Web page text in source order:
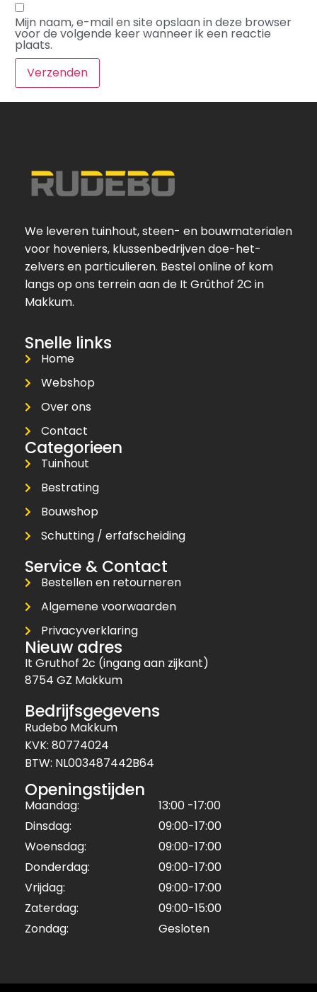
Mijn naam, e-mail en site opslaan in deze browser
voor de volgende keer wanneer ik een reactie
plaats.
We leveren tuinhout, steen- en bouwmaterialen
voor hoveniers, klussenbedrijven doe-het-
zelvers en particulieren. Bestel online of kom
langs op ons terrein aan de It Grûthof 2C in
Makkum.
Snelle links
Home
Webshop
Over ons
Contact
Categorieen
Tuinhout
Bestrating
Bouwshop
Schutting / erfafscheiding
Service & Contact
Bestellen en retourneren
Algemene voorwaarden
Privacyverklaring
Nieuw adres
It Gruthof 2c (ingang aan zijkant)
8754 GZ Makkum
Bedrijfsgegevens
Rudebo Makkum
KVK: 80774024
BTW: NL003487442B64
Openingstijden
Maandag:
13:00 -17:00
Dinsdag:
09:00-17:00
Woensdag:
09:00-17:00
Donderdag:
09:00-17:00
Vrijdag:
09:00-17:00
Zaterdag:
09:00-15:00
Zondag:
Gesloten